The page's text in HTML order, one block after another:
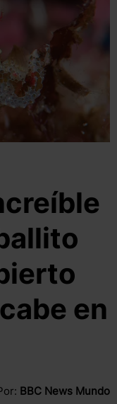
en
BBC News Mundo